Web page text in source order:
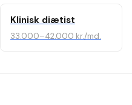
Klinisk diætist
33.000–42.000 kr./md.